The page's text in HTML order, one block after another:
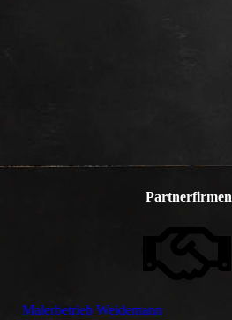
Partnerfirmen
Malerbetrieb Weidemann